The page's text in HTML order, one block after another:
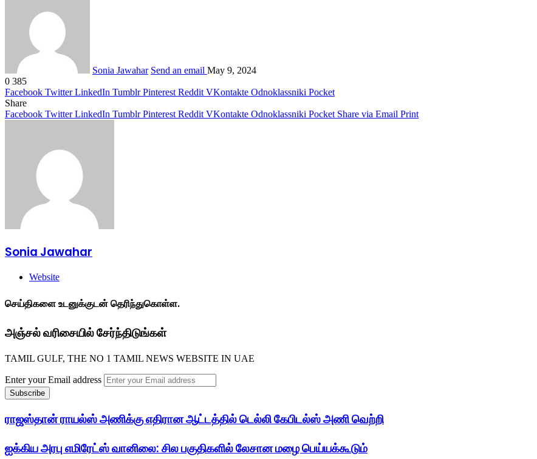
Sonia Jawahar Send an email May 9, 2024
0 385
Facebook Twitter LinkedIn Tumblr Pinterest Reddit VKontakte Odnoklassniki Pocket
Share
Facebook Twitter LinkedIn Tumblr Pinterest Reddit VKontakte Odnoklassniki Pocket Share via Email Print
Sonia Jawahar
Website
செய்திகளை உடனுக்குடன் தெரிந்துகொள்ள.
அஞ்சல் வரிசையில் சேர்ந்திடுங்கள்
TAMIL GULF, THE NO 1 TAMIL NEWS WEBSITE IN UAE
Enter your Email address
ராஜஸ்தான் ராயல்ஸ் அணிக்கு எதிரான ஆட்டத்தில் டெல்லி கேபிடல்ஸ் அணி வெற்றி
ஐக்கிய அரபு எமிரேட்ஸ் வானிலை: சில பகுதிகளில் லேசான மழை பெய்யக்கூடும்